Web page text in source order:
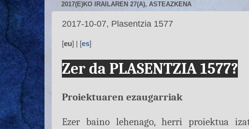
2017(E)KO IRAILAREN 27(A), ASTEAZKENA
2017-10-07, Plasentzia 1577
[eu] | [es]
Zer da PLASENTZIA 1577?
Proiektuaren ezaugarriak
Ezer baino lehenago, herri proiektua